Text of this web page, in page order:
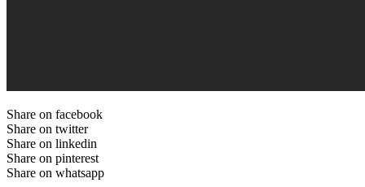
Share on facebook
Share on twitter
Share on linkedin
Share on pinterest
Share on whatsapp